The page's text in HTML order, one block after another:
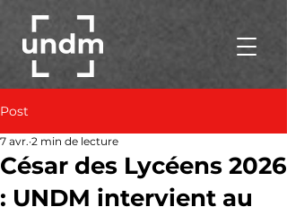
Post
César des Lycéens 2026
: UNDM intervient au
7 avr. 2 min de lecture